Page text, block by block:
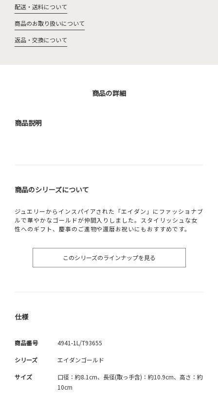
配送・送料について
商品のお取り扱いについて
返品・交換について
商品の詳細
商品説明
商品のシリーズについて
ジュエリーからインスパイアされた「エイダン」にファッショナブ
ルで華やかなゴールドが仲間入りしました。スタイリッシュな女
性へのギフト、慶事のご進物や還暦お祝いにもおすすめです。
このシリーズのラインナップを見る
仕様
商品番号 4941-1L/T93655
シリーズ エイダンゴールド
サイズ
口径：約8.1cm、長径(取っ手含)：約10.9cm、高さ：約
10cm